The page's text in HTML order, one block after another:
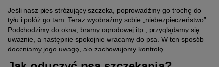
Jeśli nasz pies stróżujący szczeka, poprowadźmy go trochę do
tyłu i połóż go tam. Teraz wyobraźmy sobie „niebezpieczeństwo”.
Podchodzimy do okna, bramy ogrodowej itp., przyglądamy się
uważnie, a następnie spokojnie wracamy do psa. W ten sposób
doceniamy jego uwagę, ale zachowujemy kontrolę.